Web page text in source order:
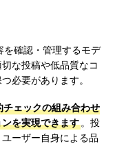
を確認・管理するモデ
な投稿や低品質なコ
必要があります。
ェックの組み合わせ
を実現できます。投
ーザー自身による品